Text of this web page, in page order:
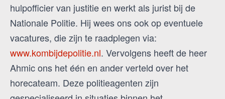
hulpofficier van justitie en werkt als jurist bij de
Nationale Politie. Hij wees ons ook op eventuele
vacatures, die zijn te raadplegen via:
www.kombijdepolitie.nl. Vervolgens heeft de heer
Ahmic ons het één en ander verteld over het
horecateam. Deze politieagenten zijn